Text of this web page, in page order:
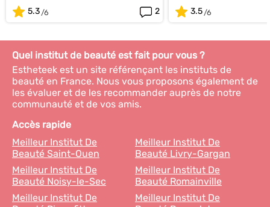
5.3
2
3.5
Quel institut de beauté est fait pour vous ?
Estheteek est un site référençant les instituts de
beauté en France. Nous vous proposons également de
les évaluer et de les recommander auprès de notre
communauté et de vos amis.
Accès rapide
Meilleur Institut De
Beauté Saint-Ouen
Meilleur Institut De
Beauté Livry-Gargan
Meilleur Institut De
Beauté Noisy-le-Sec
Meilleur Institut De
Beauté Romainville
Meilleur Institut De
Meilleur Institut De